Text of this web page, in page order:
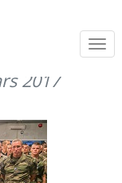
XXV
2017